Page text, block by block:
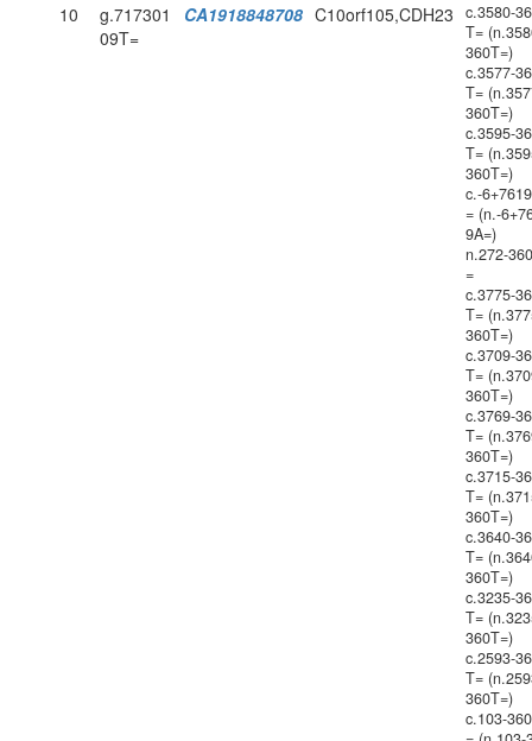
10
g.717301
09T=
CA1918848708 C10orf105,CDH23
c.3580-
T=
360T=)
c.3577-
T=
360T=)
c.3595-
T=
360T=)
c.-
= (n.-
9A=)
n.272-
=
c.3775-
T=
360T=)
c.3709-
T=
360T=)
c.3769-
T=
360T=)
c.3715-
T=
360T=)
c.3640-
T=
360T=)
c.3235-
T=
360T=)
c.2593-
T=
360T=)
c.103-